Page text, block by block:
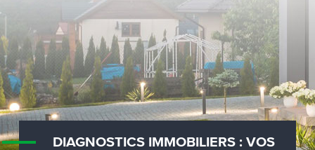
DIAGNOSTICS IMMOBILIERS : VOS